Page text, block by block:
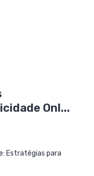
Onl...